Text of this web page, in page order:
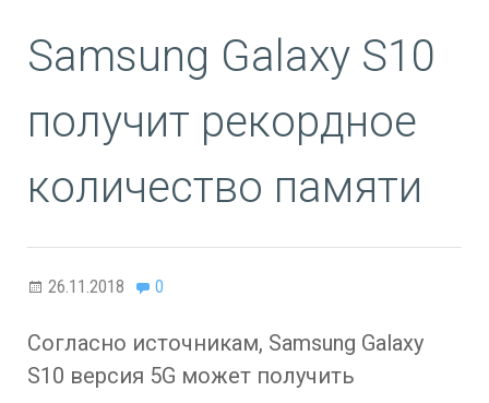
Samsung Galaxy S10
получит рекордное
количество памяти
26.11.2018 0
Согласно источникам, Samsung Galaxy
S10 версия 5G может получить